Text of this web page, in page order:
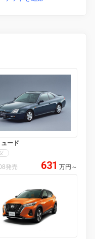
ード
発売 631 万円 ～